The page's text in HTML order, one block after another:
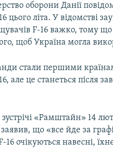
оборони Данії
цього літа. У відомстві
F-16 важко, тому що
щоб Україна могла
стали першими
але це станеться після
«Рамштайн» 14
що «все йде за
очікуються навесні,